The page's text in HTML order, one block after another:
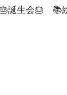
誕生会🎂 📚